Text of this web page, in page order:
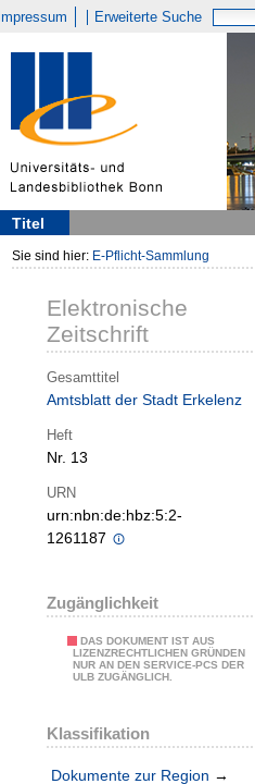
Impressum Erweiterte Suche
Titel
Sie sind hier: E-Pflicht-Sammlung
Elektronische
Zeitschrift
Gesamttitel
Amtsblatt der Stadt Erkelenz
Heft
Nr. 13
URN
urn:nbn:de:hbz:5:2-
1261187
Zugänglichkeit
DAS DOKUMENT IST AUS
LIZENZRECHTLICHEN GRÜNDEN
NUR AN DEN SERVICE-PCS DER
ULB ZUGÄNGLICH.
Klassifikation
Dokumente zur Region →